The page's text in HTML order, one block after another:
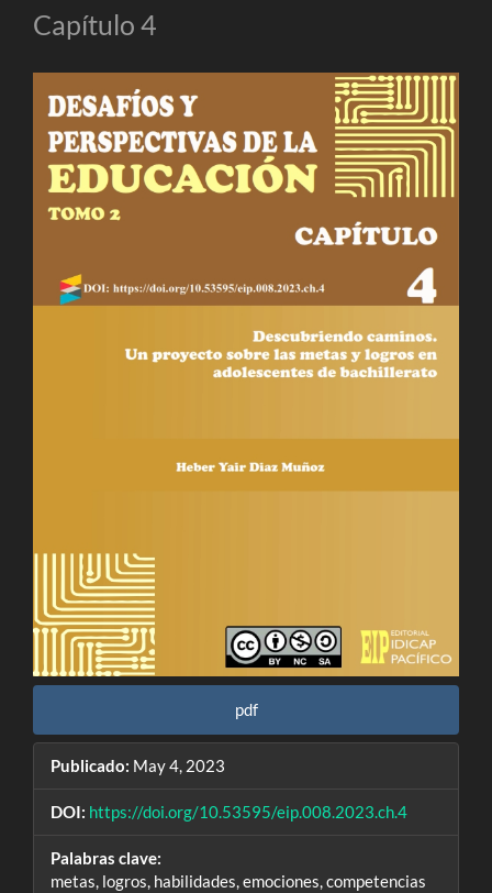
Capítulo 4
Barra
lateral
del
artículo
pdf
Publicado: May 4, 2023
DOI: https://doi.org/10.53595/eip.008.2023.ch.4
Palabras clave:
metas, logros, habilidades, emociones, competencias